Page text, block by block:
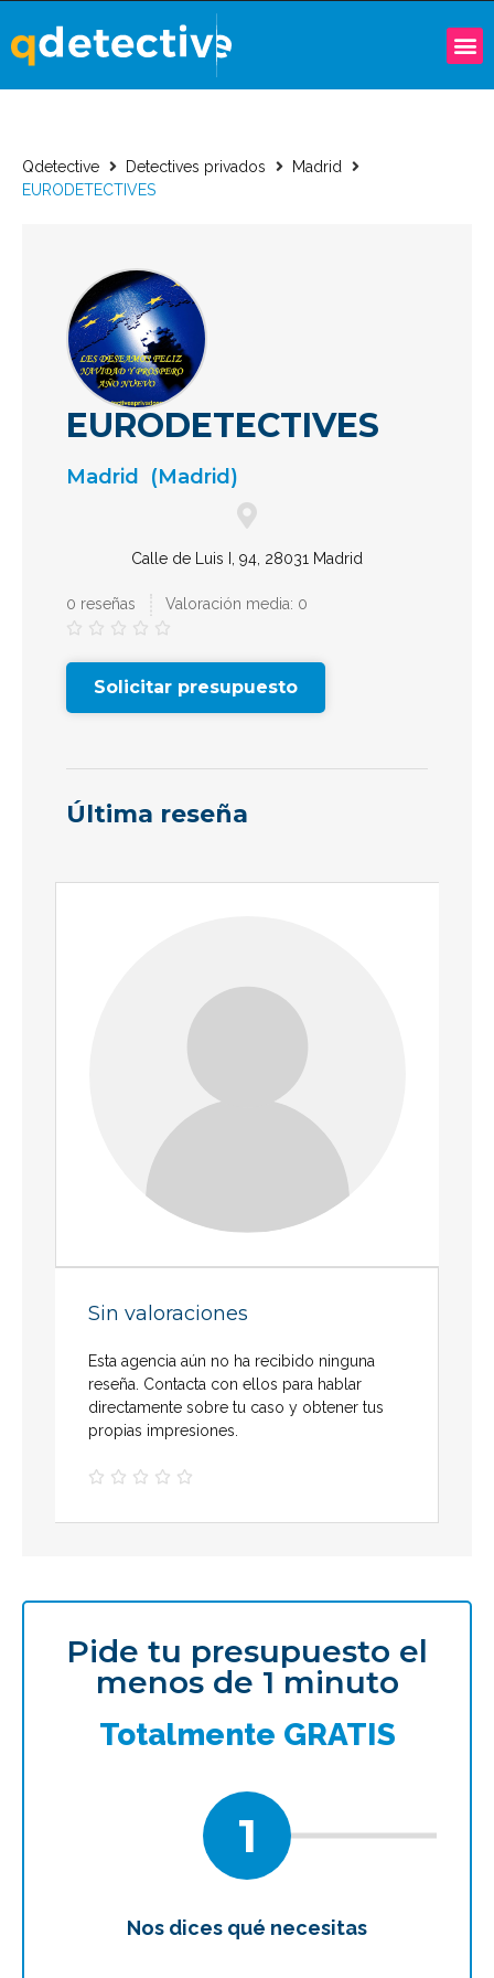
Qdetective Detectives privados
Madrid
EURODETECTIVES
EURODETECTIVES
Madrid (Madrid)
Calle de Luis I, 94, 28031 Madrid
0 reseñas Valoración media: 0
    
Solicitar presupuesto
Última reseña
Sin valoraciones
Esta agencia aún no ha recibido ninguna
reseña. Contacta con ellos para hablar
directamente sobre tu caso y obtener tus
propias impresiones.
    
Pide tu presupuesto el
menos de 1 minuto
Totalmente GRATIS
1
Nos dices qué necesitas